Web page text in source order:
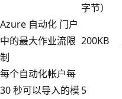
字节）
Azure 自动化 门户
中的最大作业流限
制
200KB
每个自动化帐户每
30 秒可以导入的模5